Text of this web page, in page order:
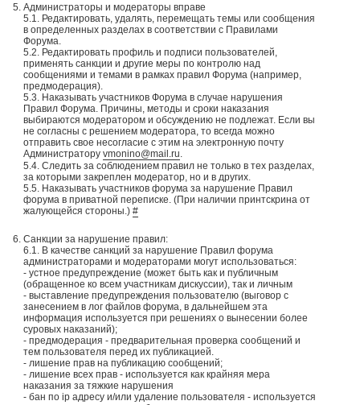
Администраторы и модераторы вправе
5.1. Редактировать, удалять, перемещать темы или сообщения
в определенных разделах в соответствии с Правилами
Форума.
5.2. Редактировать профиль и подписи пользователей,
применять санкции и другие меры по контролю над
сообщениями и темами в рамках правил Форума (например,
предмодерация).
5.3. Наказывать участников Форума в случае нарушения
Правил Форума. Причины, методы и сроки наказания
выбираются модератором и обсуждению не подлежат. Если вы
не согласны с решением модератора, то всегда можно
отправить свое несогласие с этим на электронную почту
Администратору vmonino@mail.ru.
5.4. Следить за соблюдением правил не только в тех разделах,
за которыми закреплен модератор, но и в других.
5.5. Наказывать участников форума за нарушение Правил
форума в приватной переписке. (При наличии принтскрина от
жалующейся стороны.) #
Санкции за нарушение правил:
6.1. В качестве санкций за нарушение Правил форума
администраторами и модераторами могут использоваться:
- устное предупреждение (может быть как и публичным
(обращенное ко всем участникам дискуссии), так и личным
- выставление предупреждения пользователю (выговор с
занесением в лог файлов форума, в дальнейшем эта
информация используется при решениях о вынесении более
суровых наказаний);
- предмодерация - предварительная проверка сообщений и
тем пользователя перед их публикацией.
- лишение прав на публикацию сообщений;
- лишение всех прав - используется как крайняя мера
наказания за тяжкие нарушения
- бан по ip адресу и/или удаление пользователя - используется